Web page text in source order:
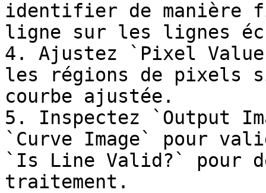
identifier de manière
ligne sur les lignes
4. Ajustez `Pixel Value
les régions de pixels
courbe ajustée.
5. Inspectez `Output
`Curve Image` pour
`Is Line Valid?` pour
traitement.